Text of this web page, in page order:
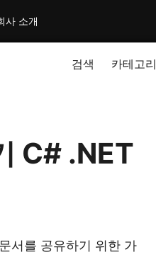
사 소개
검색 카테고리
C# .NET
서를 공유하기 위한 가